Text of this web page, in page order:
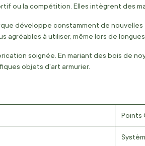
ou la compétition. Elles intègrent des
développe constamment de
à utiliser, même lors de
soignée. En mariant des bois de
objets d'art armurier.
Points